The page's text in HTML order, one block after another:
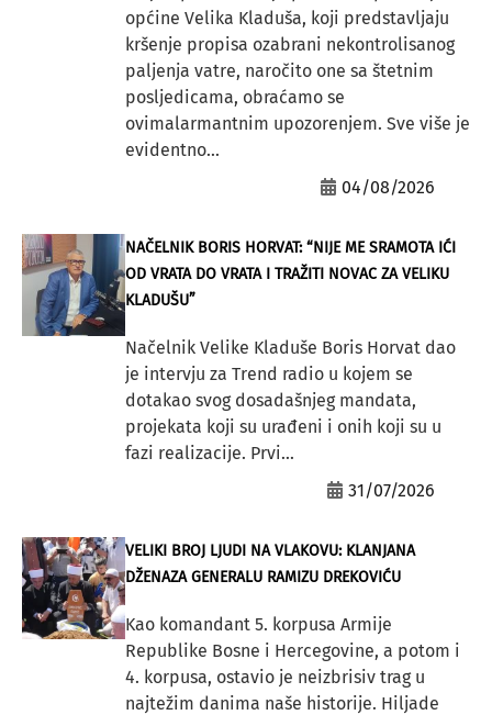
općine Velika Kladuša, koji predstavljaju
kršenje propisa ozabrani nekontrolisanog
paljenja vatre, naročito one sa štetnim
posljedicama, obraćamo se
ovimalarmantnim upozorenjem. Sve više je
evidentno...
04/08/2026
NAČELNIK BORIS HORVAT: “NIJE ME SRAMOTA IĆI
OD VRATA DO VRATA I TRAŽITI NOVAC ZA VELIKU
KLADUŠU”
Načelnik Velike Kladuše Boris Horvat dao
je intervju za Trend radio u kojem se
dotakao svog dosadašnjeg mandata,
projekata koji su urađeni i onih koji su u
fazi realizacije. Prvi...
31/07/2026
VELIKI BROJ LJUDI NA VLAKOVU: KLANJANA
DŽENAZA GENERALU RAMIZU DREKOVIĆU
Kao komandant 5. korpusa Armije
Republike Bosne i Hercegovine, a potom i
4. korpusa, ostavio je neizbrisiv trag u
najtežim danima naše historije. Hiljade